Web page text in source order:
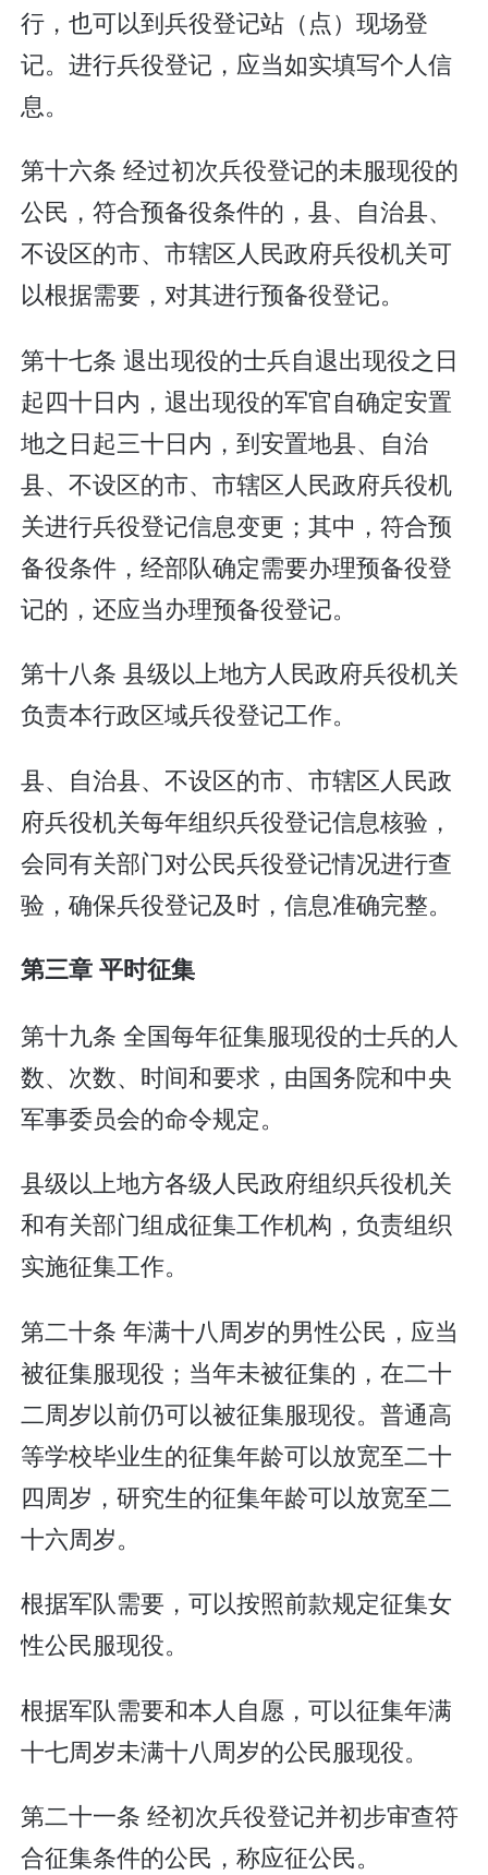
行，也可以到兵役登记站（点）现场登
记。进行兵役登记，应当如实填写个人信
息。
第十六条 经过初次兵役登记的未服现役的
公民，符合预备役条件的，县、自治县、
不设区的市、市辖区人民政府兵役机关可
以根据需要，对其进行预备役登记。
第十七条 退出现役的士兵自退出现役之日
起四十日内，退出现役的军官自确定安置
地之日起三十日内，到安置地县、自治
县、不设区的市、市辖区人民政府兵役机
关进行兵役登记信息变更；其中，符合预
备役条件，经部队确定需要办理预备役登
记的，还应当办理预备役登记。
第十八条 县级以上地方人民政府兵役机关
负责本行政区域兵役登记工作。
县、自治县、不设区的市、市辖区人民政
府兵役机关每年组织兵役登记信息核验，
会同有关部门对公民兵役登记情况进行查
验，确保兵役登记及时，信息准确完整。
第三章 平时征集
第十九条 全国每年征集服现役的士兵的人
数、次数、时间和要求，由国务院和中央
军事委员会的命令规定。
县级以上地方各级人民政府组织兵役机关
和有关部门组成征集工作机构，负责组织
实施征集工作。
第二十条 年满十八周岁的男性公民，应当
被征集服现役；当年未被征集的，在二十
二周岁以前仍可以被征集服现役。普通高
等学校毕业生的征集年龄可以放宽至二十
四周岁，研究生的征集年龄可以放宽至二
十六周岁。
根据军队需要，可以按照前款规定征集女
性公民服现役。
根据军队需要和本人自愿，可以征集年满
十七周岁未满十八周岁的公民服现役。
第二十一条 经初次兵役登记并初步审查符
合征集条件的公民，称应征公民。